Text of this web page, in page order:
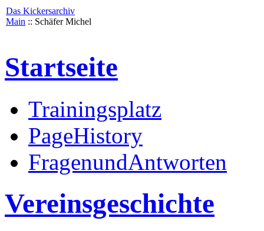
Das Kickersarchiv
Main :: Schäfer Michel
Startseite
Trainingsplatz
PageHistory
FragenundAntworten
Vereinsgeschichte